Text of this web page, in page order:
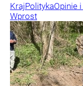
KrajPolitykaOpinie
Wprost